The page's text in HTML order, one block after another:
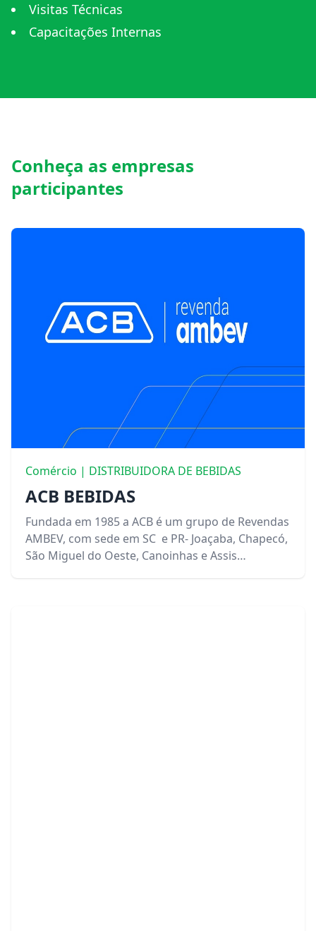
Visitas Técnicas
Capacitações Internas
Conheça as empresas
participantes
Comércio | DISTRIBUIDORA DE BEBIDAS
ACB BEBIDAS
Fundada em 1985 a ACB é um grupo de Revendas
AMBEV, com sede em SC e PR- Joaçaba, Chapecó,
São Miguel do Oeste, Canoinhas e Assis